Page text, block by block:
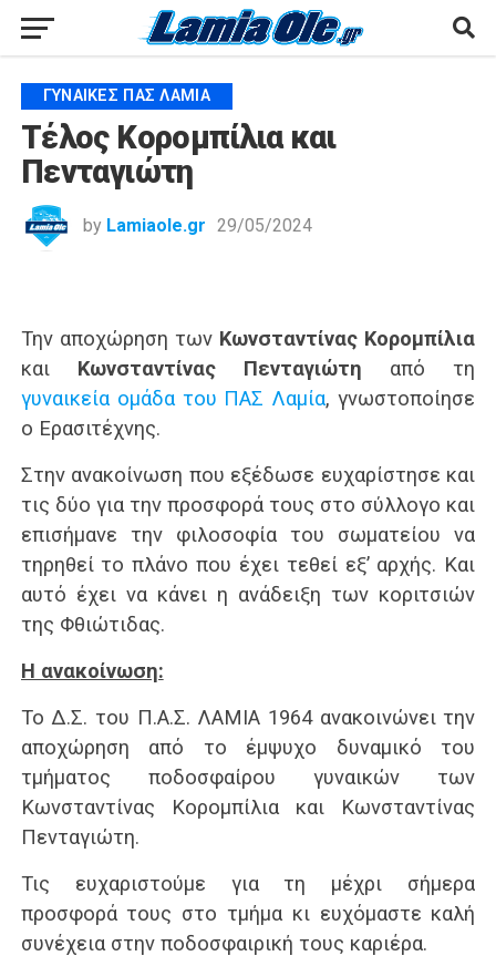
ΓΥΝΑΊΚΕΣ ΠΑΣ ΛΑΜΊΑ
Τέλος Κορομπίλια και
Πενταγιώτη
by Lamiaole.gr 29/05/2024
Την αποχώρηση των Κωνσταντίνας Κορομπίλια
και Κωνσταντίνας Πενταγιώτη από τη
γυναικεία ομάδα του ΠΑΣ Λαμία, γνωστοποίησε
ο Ερασιτέχνης.
Στην ανακοίνωση που εξέδωσε ευχαρίστησε και
τις δύο για την προσφορά τους στο σύλλογο και
επισήμανε την φιλοσοφία του σωματείου να
τηρηθεί το πλάνο που έχει τεθεί εξ’ αρχής. Και
αυτό έχει να κάνει η ανάδειξη των κοριτσιών
της Φθιώτιδας.
Η ανακοίνωση:
Το Δ.Σ. του Π.Α.Σ. ΛΑΜΙΑ 1964 ανακοινώνει την
αποχώρηση από το έμψυχο δυναμικό του
τμήματος ποδοσφαίρου γυναικών των
Κωνσταντίνας Κορομπίλια και Κωνσταντίνας
Πενταγιώτη.
Τις ευχαριστούμε για τη μέχρι σήμερα
προσφορά τους στο τμήμα κι ευχόμαστε καλή
συνέχεια στην ποδοσφαιρική τους καριέρα.